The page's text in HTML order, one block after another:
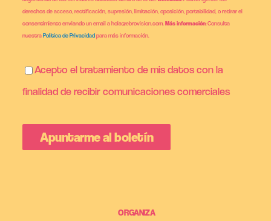
derechos de acceso, rectificación, supresión, limitación, oposición, portabilidad, o retirar el
consentimiento enviando un email a hola@ebrovision.com.Más información: Consulta
nuestraPolítica de Privacidadpara más información.
Acepto el tratamiento de mis datos con la
finalidad de recibir comunicaciones comerciales
ORGANIZA